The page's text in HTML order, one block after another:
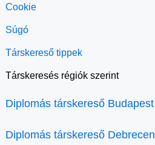
Cookie
Súgó
Társkereső tippek
Társkeresés régiók szerint
Diplomás társkereső Budapest
Diplomás társkereső Debrecen